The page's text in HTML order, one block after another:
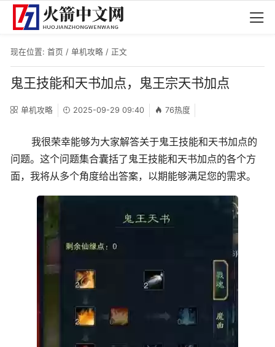
现在位置: 首页 / 单机攻略 / 正文
鬼王技能和天书加点，鬼王宗天书加点
单机攻略 2025-09-29 09:40 76热度
我很荣幸能够为大家解答关于鬼王技能和天书加点的
问题。这个问题集合囊括了鬼王技能和天书加点的各个方
面，我将从多个角度给出答案，以期能够满足您的需求。